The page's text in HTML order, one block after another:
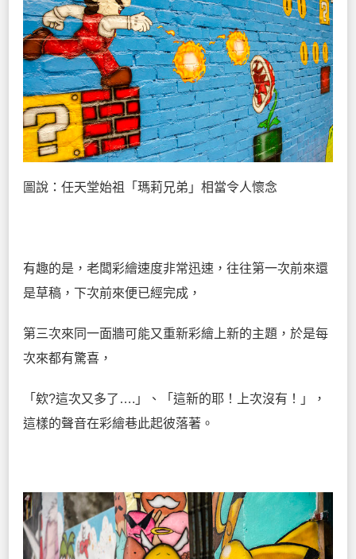
圖說：任天堂始祖「瑪莉兄弟」相當令人懷念
有趣的是，老闆彩繪速度非常迅速，往往第一次前來還
是草稿，下次前來便已經完成，
第三次來同一面牆可能又重新彩繪上新的主題，於是每
次來都有驚喜，
「欸?這次又多了….」、「這新的耶！上次沒有！」，
這樣的聲音在彩繪巷此起彼落著。